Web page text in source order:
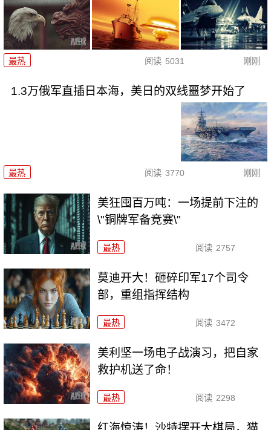
最热 阅读 5031 刚刚
1.3万俄军直插日本海，美日的双线噩梦开始了
最热 阅读 3770 刚刚
美狂囤百万吨：一场提前下注的
\"铜牌军备竞赛\"
最热 阅读 2757
莫迪开大！砸碎印军17个司令
部，重组指挥结构
最热 阅读 3472
美利坚一场电子战演习，把自家
救护机送了命！
最热 阅读 2298